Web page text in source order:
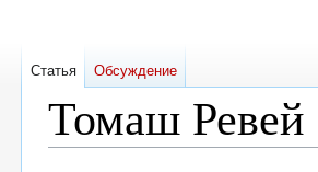
Томаш Ревей
Статья Обсуждение